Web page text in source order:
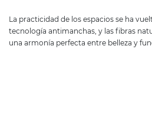
La practicidad de los espacios se ha
tecnología antimanchas, y las fibras
una armonía perfecta entre belleza y